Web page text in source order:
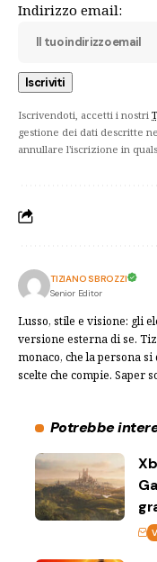
Indirizzo email:
Iscrivendoti, accetti i nostri
gestione dei dati descritte
annullare l'iscrizione in
TIZIANO SBROZZI
Senior Editor
Lusso, stile e visione: gli
versione esterna di se.
monaco, che la persona
scelte che compie. Saper
Potrebbe